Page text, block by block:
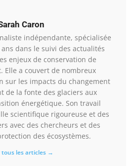
Caron
indépendante, spécialisée
dans le suivi des actualités
enjeux de conservation de
Elle a couvert de nombreux
sur les impacts du changement
de la fonte des glaciers aux
énergétique. Son travail
scientifique rigoureuse et des
avec des chercheurs et des
des écosystèmes.
tous les articles →